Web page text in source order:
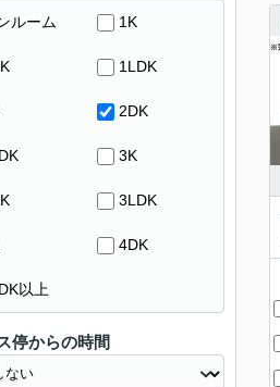
ルーム 1K
1LDK
2DK
3K
3LDK
4DK
以上
停からの時間